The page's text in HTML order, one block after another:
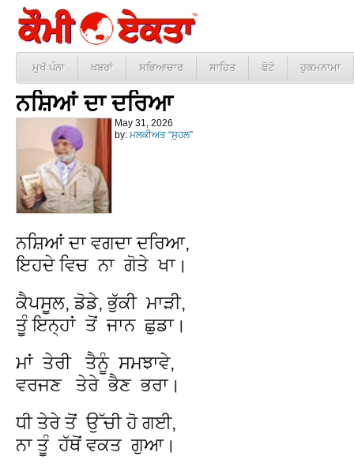
ਮੁਖੱ ਪੰਨਾ ਖ਼ਬਰਾਂ ਸਭਿਆਚਾਰ ਸਾਹਿਤ ਫੋਟੋ ਹੁਕਮਨਾਮਾ
ਨਸ਼ਿਆਂ ਦਾ ਦਰਿਆ
May 31, 2026
by: ਮਲਕੀਅਤ “ਸੁਹਲ”
ਨਸ਼ਿਆਂ ਦਾ ਵਗਦਾ ਦਰਿਆ,
ਇਹਦੇ ਵਿਚ ਨਾ ਗੋਤੇ ਖਾ।
ਕੈਪਸੂਲ, ਡੋਡੇ, ਭੁੱਕੀ ਮਾੜੀ,
ਤੂੰ ਇਨ੍ਹਾਂ ਤੋਂ ਜਾਨ ਛੁਡਾ।
ਮਾਂ ਤੇਰੀ ਤੈਨੂੰ ਸਮਝਾਵੇ,
ਵਰਜਣ ਤੇਰੇ ਭੈਣ ਭਰਾ।
ਧੀ ਤੇਰੇ ਤੋਂ ਉੱਚੀ ਹੋ ਗਈ,
ਨਾ ਤੂੰ ਹੱਥੋਂ ਵਕਤ ਗੁਆ।